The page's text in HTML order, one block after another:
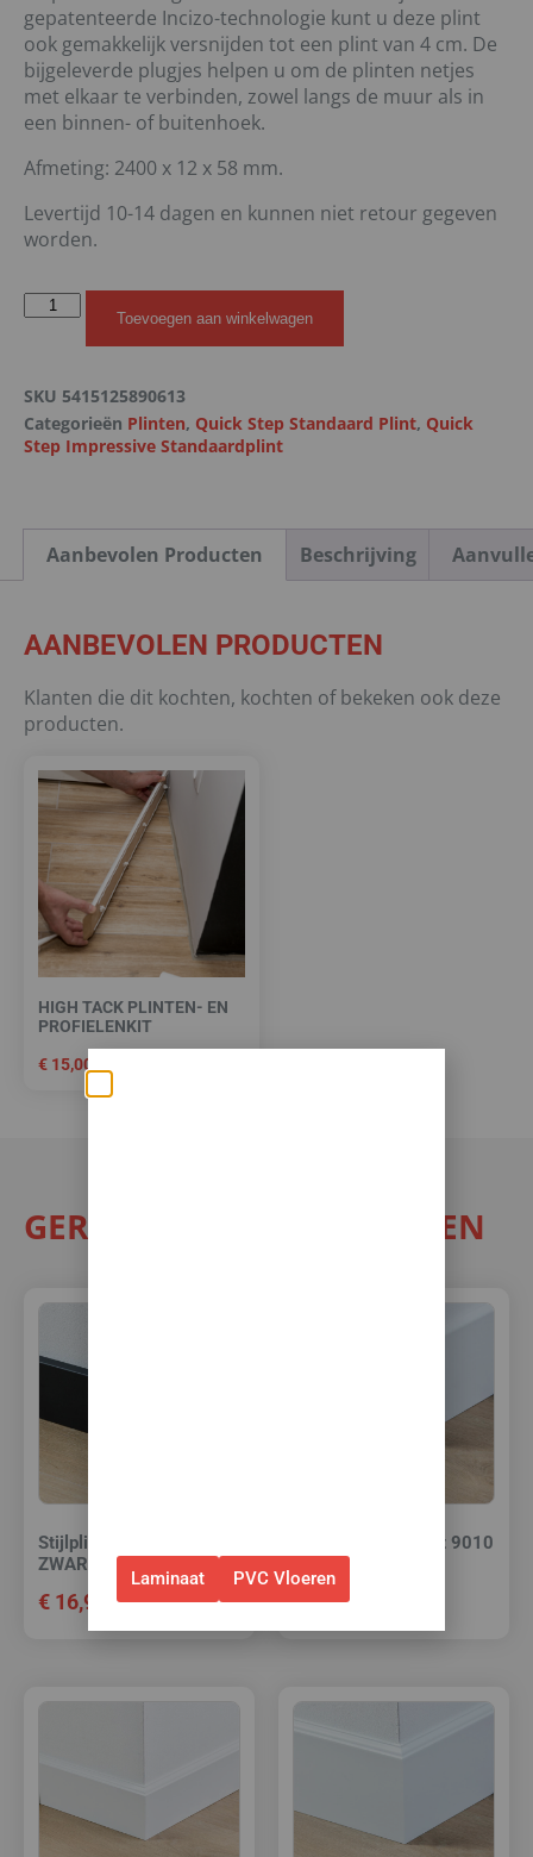
gepatenteerde Incizo-technologie kunt u deze plint
ook gemakkelijk versnijden tot een plint van 4 cm. De
bijgeleverde plugjes helpen u om de plinten netjes
met elkaar te verbinden, zowel langs de muur als in
een binnen- of buitenhoek.
Afmeting: 2400 x 12 x 58 mm.
Levertijd 10-14 dagen en kunnen niet retour gegeven
worden.
Toevoegen aan winkelwagen
SKU 5415125890613
Categorieën Plinten, Quick Step Standaard Plint, Quick
Step Impressive Standaardplint
Aanbevolen Producten Beschrijving
AANBEVOLEN PRODUCTEN
Klanten die dit kochten, kochten of bekeken ook deze
producten.
HIGH TACK PLINTEN- EN
PROFIELENKIT
€ 15,00
GERELATEERDE PRODUCTEN
Stijlplint Amsterdam
ZWART folie 7 cm.
€ 16,95
Stijlplint Berlijn Wit 9010
gelakt 12 cm.
€20,95
Laminaat PVC Vloeren